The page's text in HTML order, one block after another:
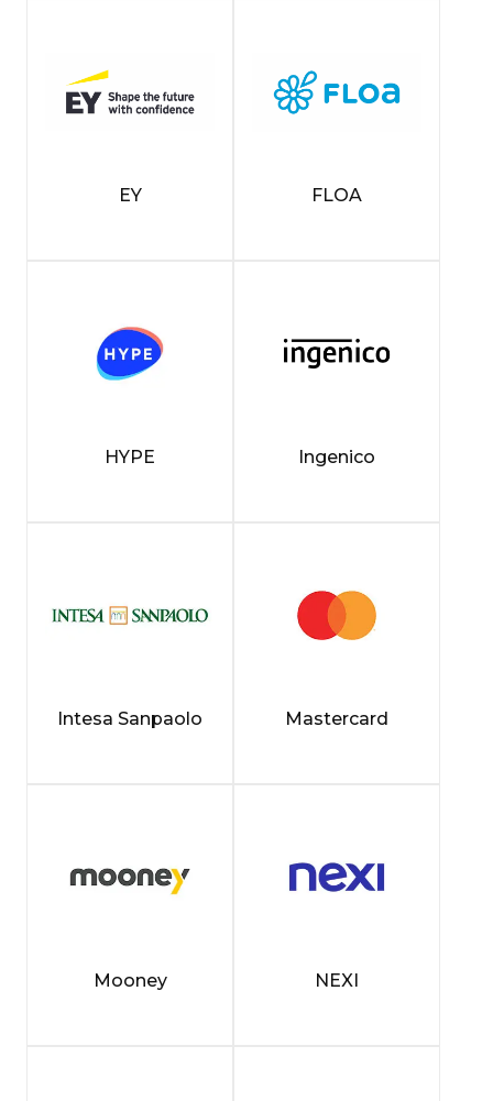
EY FLOA
HYPE Ingenico
Intesa Sanpaolo Mastercard
Mooney NEXI